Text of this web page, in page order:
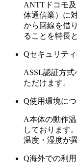
ANTTドコモ
体通信業）に
から回線を借
ることを特長
Qセキュリテ
ASSL認証方
ただけます。
Q使用環境に
A本体の動作
しております
温度・湿度が
Q海外での利